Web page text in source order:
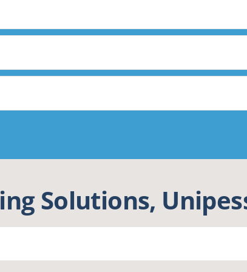
Solutions,